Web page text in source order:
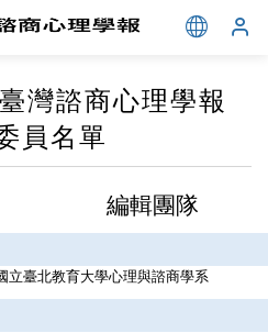
灣諮商心理學報
員名單
編輯團隊
立臺北教育大學心理與諮商學系